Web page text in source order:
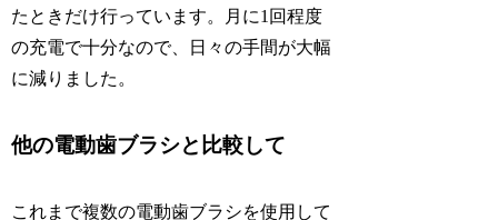
たときだけ行っています。月に1回程度
の充電で十分なので、日々の手間が大幅
に減りました。
他の電動歯ブラシと比較して
これまで複数の電動歯ブラシを使用して